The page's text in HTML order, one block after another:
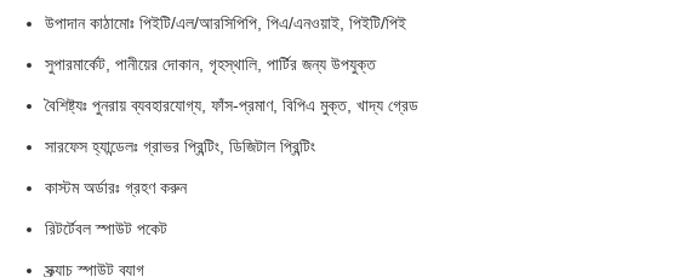
উপাদান কাঠামোঃ পিইটি/এল/আরসিপিপি, পিএ/এনওয়াই, পিইটি/পিই
সুপারমার্কেট, পানীয়ের দোকান, গৃহস্থালি, পার্টির জন্য উপযুক্ত
বৈশিষ্ট্যঃ পুনরায় ব্যবহারযোগ্য, ফাঁস-প্রমাণ, বিপিএ মুক্ত, খাদ্য গ্রেড
সারফেস হ্যান্ডেলঃ গ্রাভর প্রিন্টিং, ডিজিটাল প্রিন্টিং
কাস্টম অর্ডারঃ গ্রহণ করুন
রিটর্টেবল স্পাউট পকেট
স্ক্র্যাচ স্পাউট ব্যাগ